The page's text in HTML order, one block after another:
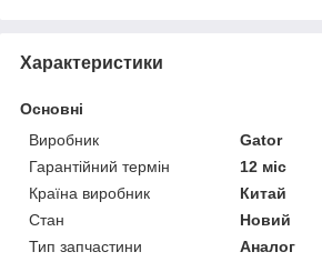
Характеристики
Основні
Виробник
Gator
Гарантійний термін
12 міс
Країна виробник
Китай
Стан
Новий
Тип запчастини
Аналог